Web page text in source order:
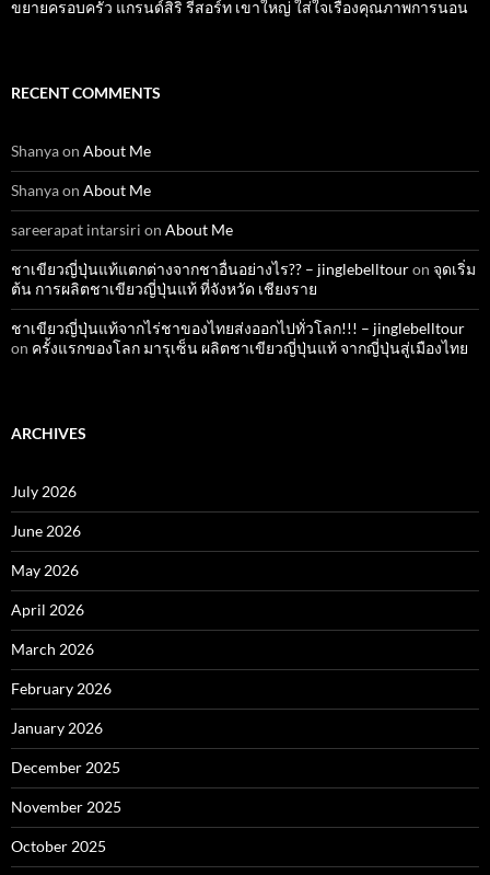
ขยายครอบครัว แกรนด์สิริ รีสอร์ท เขาใหญ่ ใส่ใจเรื่องคุณภาพการนอน
RECENT COMMENTS
Shanyaon About Me
Shanyaon About Me
sareerapat intarsiri on About Me
ชาเขียวญี่ปุ่นแท้แตกต่างจากชาอื่นอย่างไร?? – jinglebelltouron จุดเริ่ม
ต้น การผลิตชาเขียวญี่ปุ่นแท้ ที่จังหวัด เชียงราย
ชาเขียวญี่ปุ่นแท้จากไร่ชาของไทยส่งออกไปทั่วโลก!!! – jinglebelltour
on ครั้งแรกของโลก มารุเซ็น ผลิตชาเขียวญี่ปุ่นแท้ จากญี่ปุ่นสู่เมืองไทย
ARCHIVES
July 2026
June 2026
May 2026
April 2026
March 2026
February 2026
January 2026
December 2025
November 2025
October 2025